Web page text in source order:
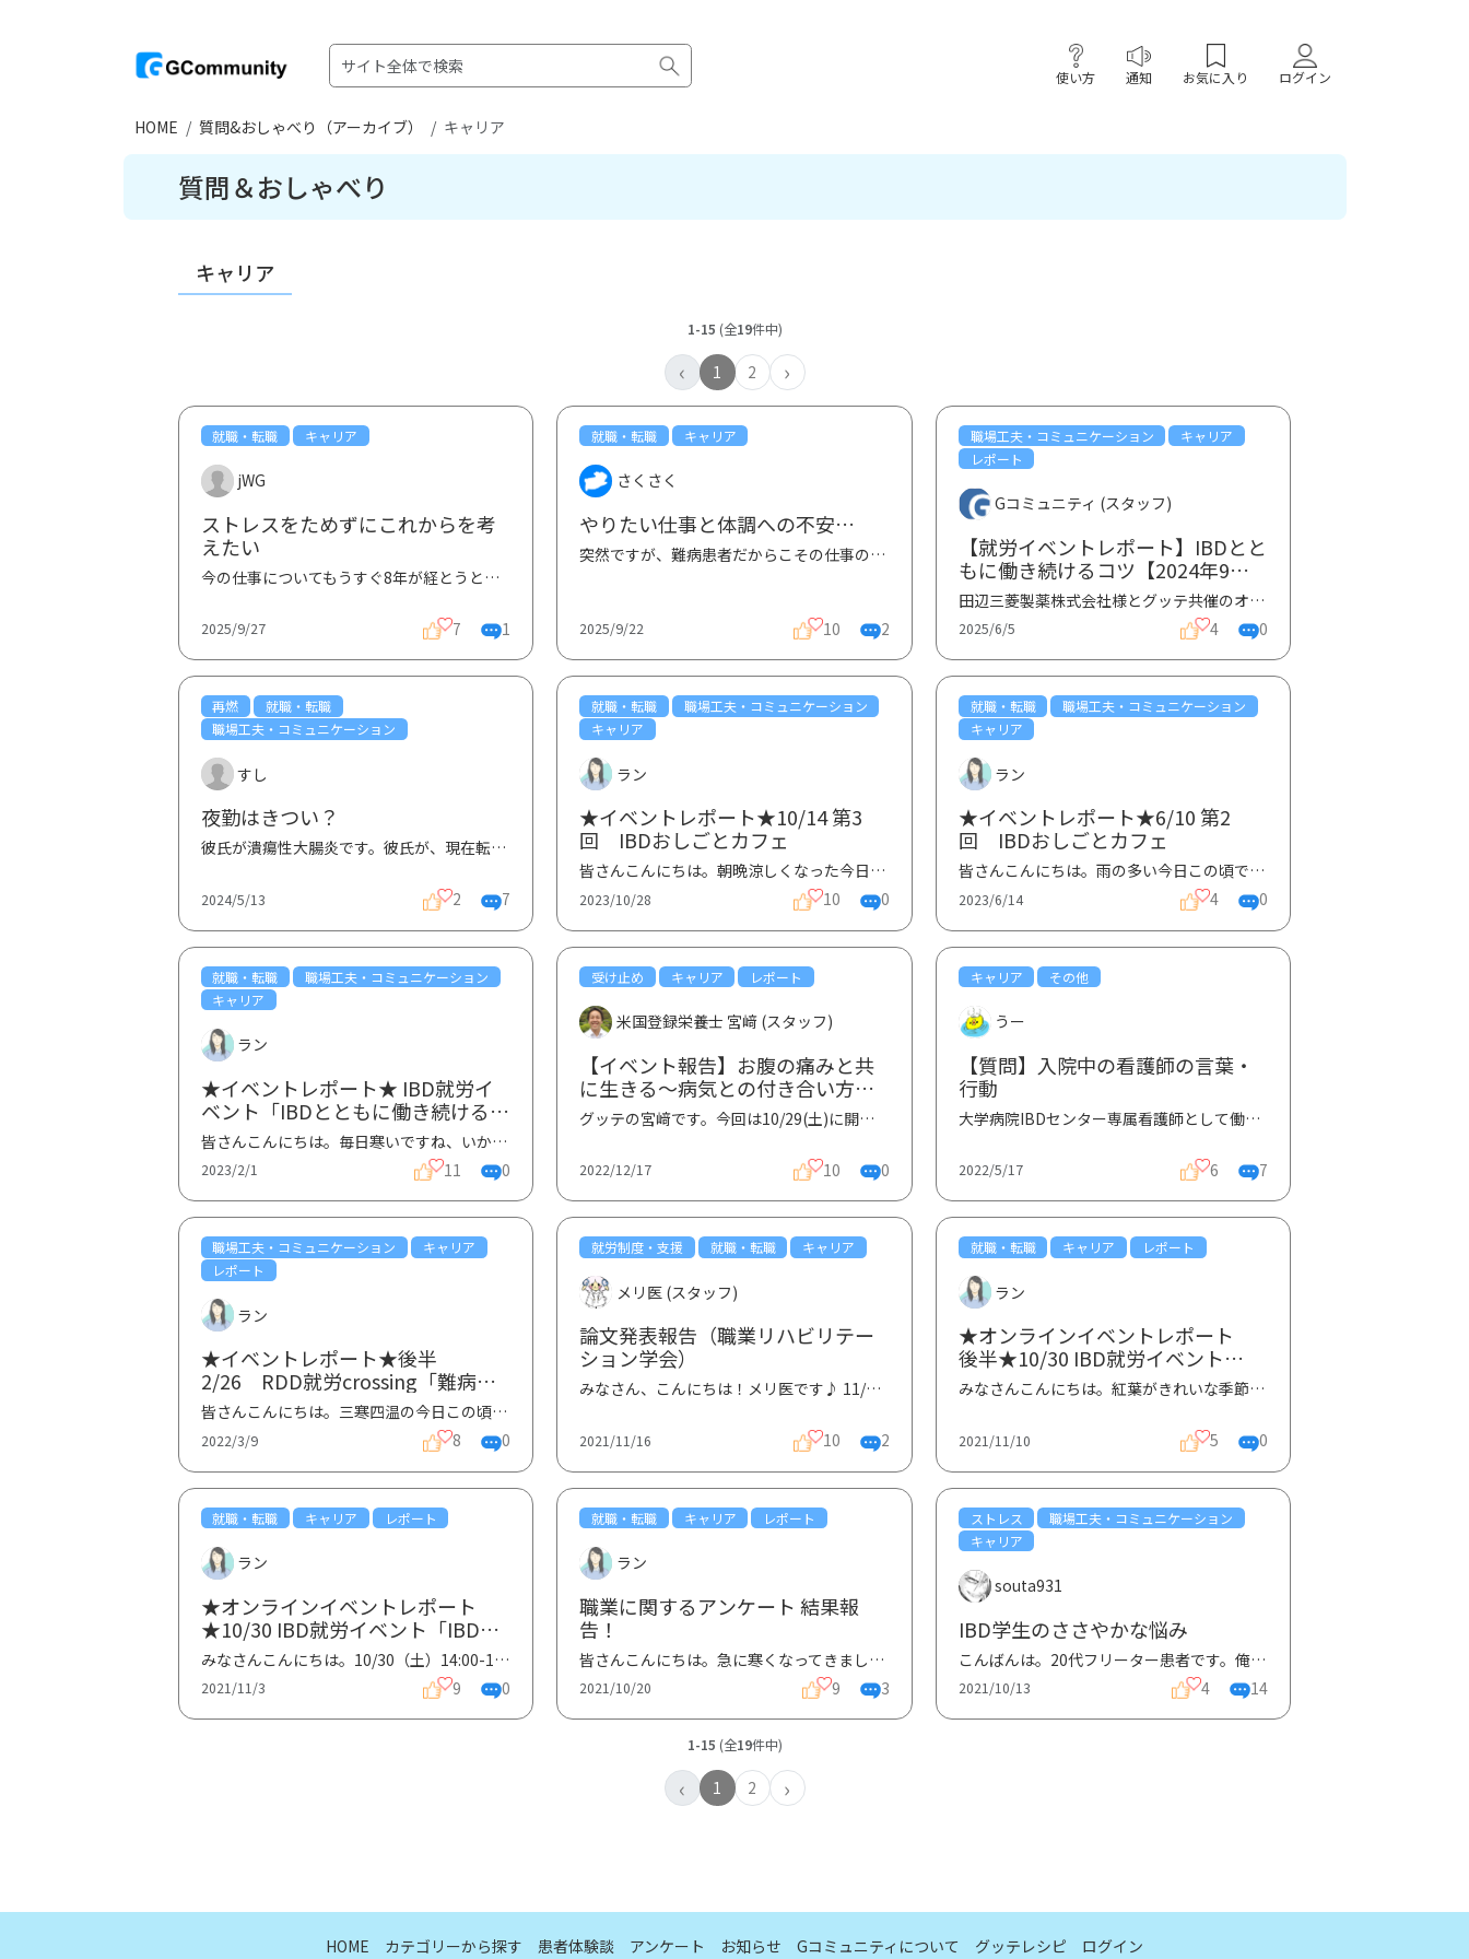
使い方 通知 お気に入り ログイン
HOME 質問&おしゃべり（アーカイブ） キャリア
質問＆おしゃべり
キャリア
1-15 (全19件中)
‹ 1 2 ›
就職・転職 キャリア
jWG
ストレスをためずにこれからを考
えたい
今の仕事についてもうすぐ8年が経とうとしております…実質のキャリアは7年半程度ですが，なんで続いたん...
2025/9/27 7 1
就職・転職 キャリア
さくさく
やりたい仕事と体調への不安…
突然ですが、難病患者だからこその仕事の壁にブチあたっています。 今は安定している仕事（完全在宅勤...
2025/9/22 10 2
職場工夫・コミュニケーション
キャリア
レポート
Gコミュニティ (スタッフ)
【就労イベントレポート】IBDとと
もに働き続けるコツ【2024年9月
開催】
田辺三菱製薬株式会社様とグッテ共催のオンライン就労イベント 「IBDとともに働き続けるコツ よりよい...
2025/6/5 4 0
再燃
就職・転職
職場工夫・コミュニケーション
すし
夜勤はきつい？
彼氏が潰瘍性大腸炎です。彼氏が、現在転職を考えていて2勤2休（日勤・日勤・休み・休み・夜勤・夜勤・...
2024/5/13 2 7
就職・転職
職場工夫・コミュニケーション
キャリア
ラン
★イベントレポート★10/14 第3
回 IBDおしごとカフェ
皆さんこんにちは。朝晩涼しくなった今日この頃ですが、いかがお過ごしですか？さて、グッテではIBD患者...
2023/10/28 10 0
就職・転職
職場工夫・コミュニケーション
キャリア
ラン
★イベントレポート★6/10 第2
回 IBDおしごとカフェ
皆さんこんにちは。雨の多い今日この頃ですが、いかがお過ごしですか～？？さて、グッテではIBD患者さん...
2023/6/14 4 0
就職・転職
職場工夫・コミュニケーション
キャリア
ラン
★イベントレポート★ IBD就労イ
ベント「IBDとともに働き続けるコ
ツ〜多様な働き方、生き方編〜」
①
皆さんこんにちは。毎日寒いですね、いかがお過ごしでしょうか。さて、2022年11月26日（土）14:00-16:00...
2023/2/1 11 0
受け止め キャリア レポート
米国登録栄養士 宮﨑 (スタッフ)
【イベント報告】お腹の痛みと共
に生きる〜病気との付き合い方・
食事・生き方〜
グッテの宮﨑です。今回は10/29(土)に開催されたオフラインイベント「お腹の痛みと共に生きる〜病気との...
2022/12/17 10 0
キャリア その他
うー
【質問】入院中の看護師の言葉・
行動
大学病院IBDセンター専属看護師として働き始め、もうすぐ2年になります。いろいろお仕事しているうちに...
2022/5/17 6 7
職場工夫・コミュニケーション
キャリア
レポート
ラン
★イベントレポート★後半
2/26 RDD就労crossing「難病患
者、希少疾患患者の就労の今、そ
して未来を考える」②
皆さんこんにちは。三寒四温の今日この頃ですが、いかがお過ごしでしょうか。さて、Rare Disease Day (...
2022/3/9 8 0
就労制度・支援 就職・転職 キャリア
メリ医 (スタッフ)
論文発表報告（職業リハビリテー
ション学会）
みなさん、こんにちは！メリ医です♪ 11/10に宮﨑さんが職業リハビリテーション学会にて、Gコミュニティ...
2021/11/16 10 2
就職・転職 キャリア レポート
ラン
★オンラインイベントレポート
後半★10/30 IBD就労イベント
「IBDとともに働き続けるコツ〜就
職活動・フレッシュマン〜」②
みなさんこんにちは。紅葉がきれいな季節になりましたね。体調はいかがですか？さて、10/30（土）14:00-...
2021/11/10 5 0
就職・転職 キャリア レポート
ラン
★オンラインイベントレポート
★10/30 IBD就労イベント「IBDと
ともに働き続けるコツ〜就職活
動・フレッシュマン〜」①
みなさんこんにちは。10/30（土）14:00-16:00に行われた、田辺三菱製薬株式会社・株式会社ジーケア共催...
2021/11/3 9 0
就職・転職 キャリア レポート
ラン
職業に関するアンケート 結果報
告！
皆さんこんにちは。急に寒くなってきましたが、いかがお過ごしでしょうか。私は昨日、あわててトレンチ...
2021/10/20 9 3
ストレス
職場工夫・コミュニケーション
キャリア
souta931
IBD学生のささやかな悩み
こんばんは。20代フリーター患者です。俺は九州のとある県から、県外の福岡にある大学に出て、就活をす...
2021/10/13 4 14
1-15 (全19件中)
‹ 1 2 ›
HOME カテゴリーから探す 患者体験談 アンケート お知らせ Gコミュニティについて グッテレシピ ログイン